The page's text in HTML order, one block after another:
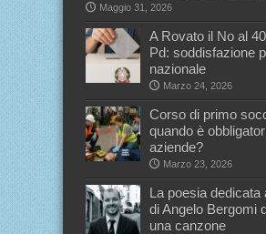
Maggio 31, 2026
A Rovato il No al
Pd: soddisfazione
nazionale
Marzo 24, 2026
Corso di primo
quando è
aziende?
Marzo 23, 2026
La poesia dedicata
di Angelo Bergomi
una canzone